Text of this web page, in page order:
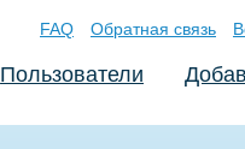
FAQ Обратная связь
Пользователи